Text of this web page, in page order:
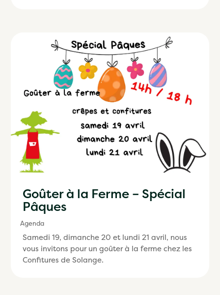
Goûter à la Ferme – Spécial
Pâques
Agenda
Samedi 19, dimanche 20 et lundi 21 avril, nous
vous invitons pour un goûter à la ferme chez les
Confitures de Solange.